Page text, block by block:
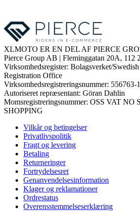
XLMOTO ER EN DEL AF PIERCE
Pierce Group AB | Fleminggatan 20A, 112
Virksomhedsregister: Bolagsverket/
Registration Office
Virksomhedsregistreringsnummer: 556763-
Autoriseret repræsentant: Göran Dahlin
Momsregistreringsnummer: OSS VAT NO
SHOPPING
Vilkår og betingelser
Privatlivspolitik
Fragt og levering
Betaling
Returneringer
Fortrydelsesret
Genanvendelsesinformation
Klager og reklamationer
Ordrestatus
Overensstemmelseserklæring